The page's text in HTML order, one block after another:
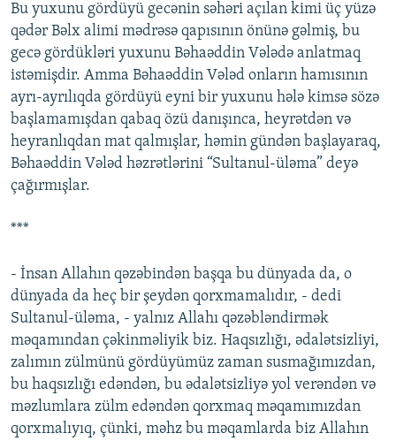
Bu yuxunu gördüyü gecənin səhəri açılan kimi üç yüzə
qədər Bəlx alimi mədrəsə qapısının önünə gəlmiş, bu
gecə gördükləri yuxunu Bəhaəddin Vələdə anlatmaq
istəmişdir. Amma Bəhaəddin Vələd onların hamısının
ayrı-ayrılıqda gördüyü eyni bir yuxunu hələ kimsə sözə
başlamamışdan qabaq özü danışınca, heyrətdən və
heyranlıqdan mat qalmışlar, həmin gündən başlayaraq,
Bəhaəddin Vələd həzrətlərini “Sultanul-üləma” deyə
çağırmışlar.
***
- İnsan Allahın qəzəbindən başqa bu dünyada da, o
dünyada da heç bir şeydən qorxmamalıdır, - dedi
Sultanul-üləma, - yalnız Allahı qəzəbləndirmək
məqamından çəkinməliyik biz. Haqsızlığı, ədalətsizliyi,
zalımın zülmünü gördüyümüz zaman susmağımızdan,
bu haqsızlığı edəndən, bu ədalətsizliyə yol verəndən və
məzlumlara zülm edəndən qorxmaq məqamımızdan
qorxmalıyıq, çünki, məhz bu məqamlarda biz Allahın